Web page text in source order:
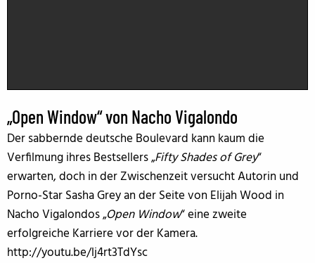
„Open Window“ von Nacho Vigalondo
Der sabbernde deutsche Boulevard kann kaum die
Verfilmung ihres Bestsellers „Fifty Shades of Grey“
erwarten, doch in der Zwischenzeit versucht Autorin und
Porno-Star Sasha Grey an der Seite von Elijah Wood in
Nacho Vigalondos „Open Window“ eine zweite
erfolgreiche Karriere vor der Kamera.
http://youtu.be/lj4rt3TdYsc